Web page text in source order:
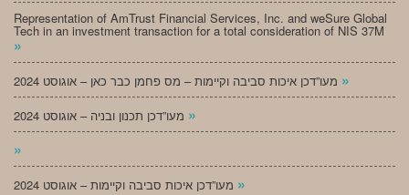
Representation of AmTrust Financial Services, Inc. and weSure Global
Tech in an investment transaction for a total consideration of NIS 37M
»
»
»
»
»